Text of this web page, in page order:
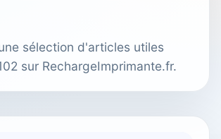
sélection d'articles utiles
sur RechargeImprimante.fr.